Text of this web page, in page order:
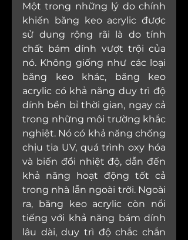
Một trong những lý do chính
khiến băng keo acrylic được
sử dụng rộng rãi là do tính
chất bám dính vượt trội của
nó. Không giống như các loại
băng keo khác, băng keo
acrylic có khả năng duy trì độ
dính bền bỉ thời gian, ngay cả
trong những môi trường khắc
nghiệt. Nó có khả năng chống
chịu tia UV, quá trình oxy hóa
và biến đổi nhiệt độ, dẫn đến
khả năng hoạt động tốt cả
trong nhà lẫn ngoài trời. Ngoài
ra, băng keo acrylic còn nổi
tiếng với khả năng bám dính
lâu dài, duy trì độ chắc chắn